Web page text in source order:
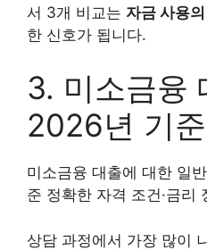
서 3개 비교는 자금 사용
한 신호가 됩니다.
3. 미소금융
2026년 기
미소금융 대출에 대한 일
준 정확한 자격 조건·금리
상담 과정에서 가장 많이